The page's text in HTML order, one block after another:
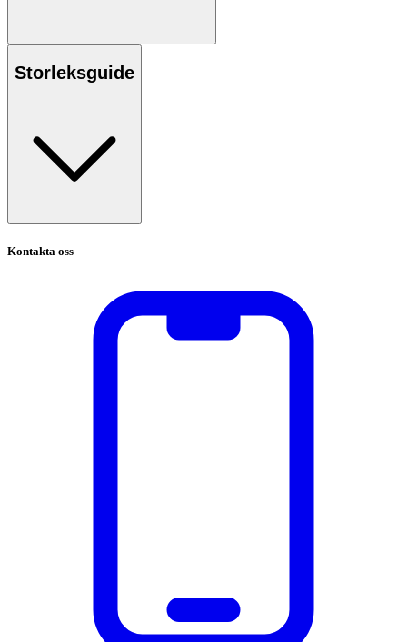
Storleksguide
Kontakta oss